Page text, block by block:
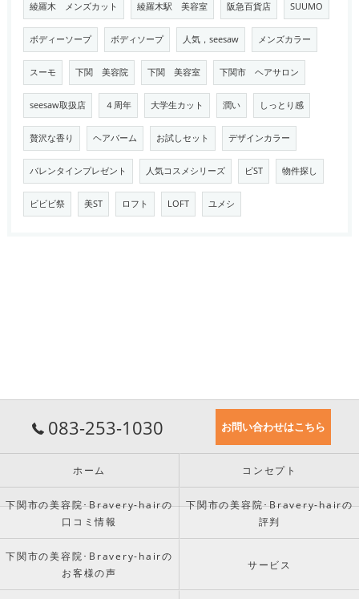
綾羅木 メンズカット 綾羅木駅 美容室 阪急百貨店 SUUMO
ボディーソープ ボディソープ 人気，seesaw メンズカラー
スーモ 下関 美容院 下関 美容室 下関市 ヘアサロン
seesaw取扱店 ４周年 大学生カット 潤い しっとり感
贅沢な香り ヘアバーム お試しセット デザインカラー
バレンタインプレゼント 人気コスメシリーズ ビST 物件探し
ビビビ祭 美ST ロフト LOFT ユメシ
083-253-1030 お問い合わせはこちら
ホーム コンセプト
下関市の美容院･Bravery-hairの
口コミ情報
下関市の美容院･Bravery-hairの
評判
下関市の美容院･Bravery-hairの
お客様の声
サービス